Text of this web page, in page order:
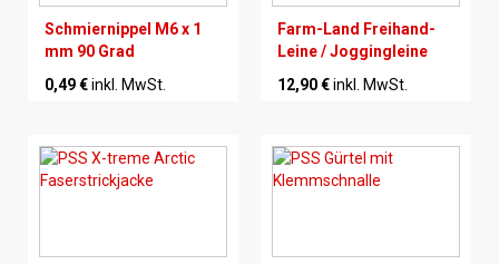
Schmiernippel M6 x 1
mm 90 Grad
0,49 €inkl. MwSt.
Farm-Land Freihand-
Leine / Joggingleine
12,90 €inkl. MwSt.